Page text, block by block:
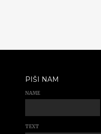
PIŠI NAM
NAME
TEXT